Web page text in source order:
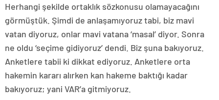
Herhangi şekilde ortaklık sözkonusu olamayacağını
görmüştük. Şimdi de anlaşamıyoruz tabi, biz mavi
vatan diyoruz, onlar mavi vatana ‘masal’ diyor. Sonra
ne oldu ‘seçime gidiyoruz’ dendi. Biz şuna bakıyoruz.
Anketlere tabii ki dikkat ediyoruz. Anketlere orta
hakemin kararı alırken kan hakeme baktığı kadar
bakıyoruz; yani VAR’a gitmiyoruz.